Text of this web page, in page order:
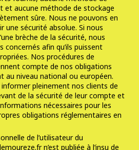
et aucune méthode de stockage
sûre. Nous ne pouvons en
une sécurité absolue. Si nous
brèche de la sécurité, nous
afin qu’ils puissent
Nos procédures de
compte de nos obligations
au niveau national ou européen.
pleinement nos clients de
de la sécurité de leur compte et
nécessaires pour les
obligations réglementaires en
de l’utilisateur du
n’est publiée à l’insu de